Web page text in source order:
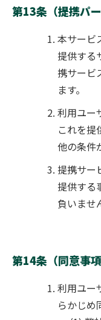
第13条（提携パ
本サービ
提供する
携サービ
ます。
利用ユー
これを提
他の条件
提携サー
提供する
負いませ
第14条（同意事項
利用ユー
らかじめ